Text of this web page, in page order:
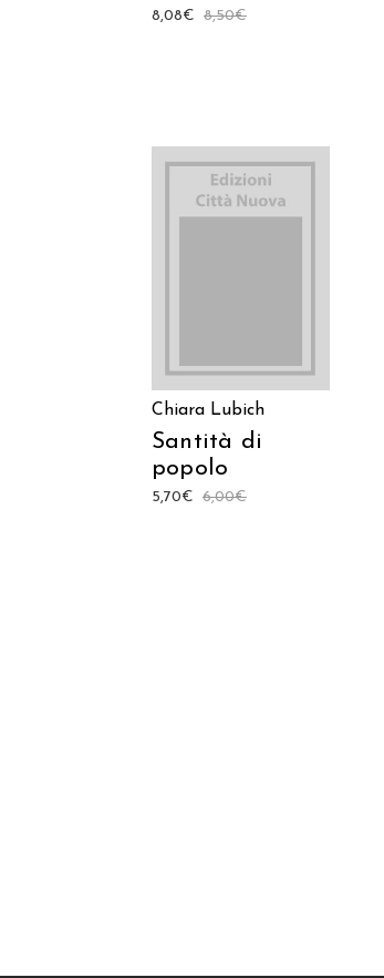
8,50€
8,08€
Chiara Lubich
Santità di
popolo
6,00€
5,70€